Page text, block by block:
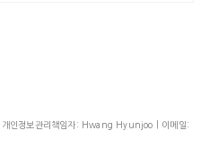
정보관리책임자: Hwang Hyunjoo | 이메일: